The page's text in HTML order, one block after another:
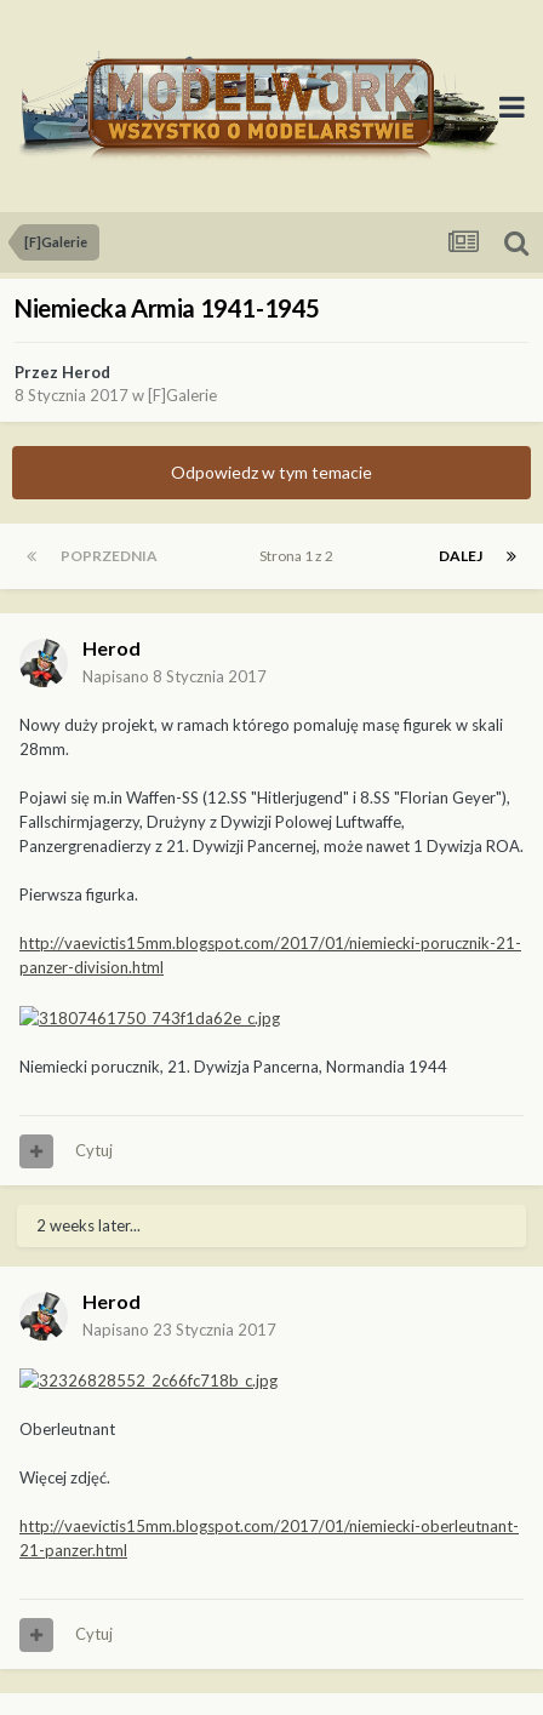
[F]Galerie
Niemiecka Armia 1941-1945
Przez Herod
8 Stycznia 2017w [F]Galerie
Odpowiedz w tym temacie
POPRZEDNIA DALEJ
Strona 1 z 2
Herod
Napisano 8 Stycznia 2017
Nowy duży projekt, w ramach którego pomaluję masę figurek w skali
28mm.
Pojawi się m.in Waffen-SS (12.SS "Hitlerjugend" i 8.SS "Florian Geyer"),
Fallschirmjagerzy, Drużyny z Dywizji Polowej Luftwaffe,
Panzergrenadierzy z 21. Dywizji Pancernej, może nawet 1 Dywizja ROA.
Pierwsza figurka.
http://vaevictis15mm.blogspot.com/2017/01/niemiecki-porucznik-21-
panzer-division.html
Niemiecki porucznik, 21. Dywizja Pancerna, Normandia 1944
Cytuj
2 weeks later...
Herod
Napisano 23 Stycznia 2017
Oberleutnant
Więcej zdjęć.
http://vaevictis15mm.blogspot.com/2017/01/niemiecki-oberleutnant-
21-panzer.html
Cytuj